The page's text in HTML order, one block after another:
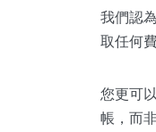
我們認
取任何
您更可
帳，而